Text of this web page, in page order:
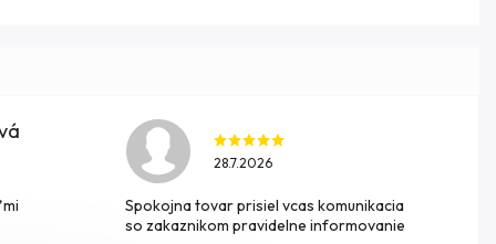
28.7.2026
Spokojna tovar prisiel vcas komunikacia
so zakaznikom pravidelne informovanie